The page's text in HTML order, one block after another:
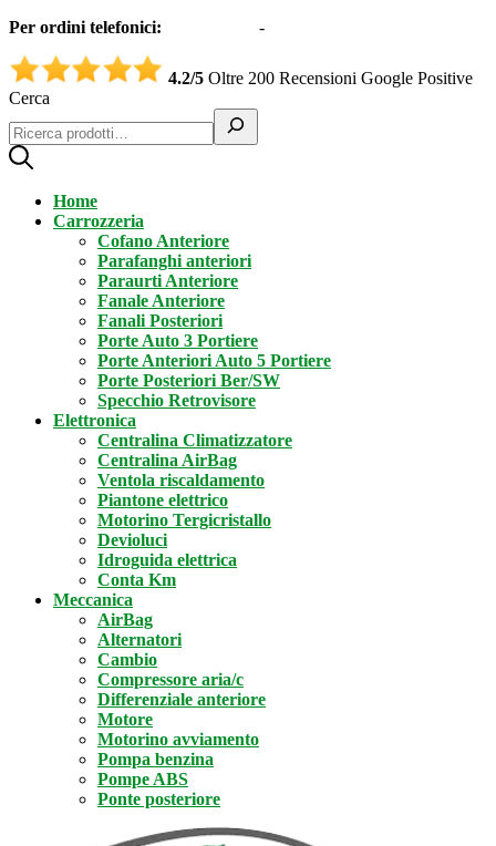
Per ordini telefonici: -
4.2/5 Oltre 200 Recensioni Google Positive
Cerca
Home
Carrozzeria
Cofano Anteriore
Parafanghi anteriori
Paraurti Anteriore
Fanale Anteriore
Fanali Posteriori
Porte Auto 3 Portiere
Porte Anteriori Auto 5 Portiere
Porte Posteriori Ber/SW
Specchio Retrovisore
Elettronica
Centralina Climatizzatore
Centralina AirBag
Ventola riscaldamento
Piantone elettrico
Motorino Tergicristallo
Devioluci
Idroguida elettrica
Conta Km
Meccanica
AirBag
Alternatori
Cambio
Compressore aria/c
Differenziale anteriore
Motore
Motorino avviamento
Pompa benzina
Pompe ABS
Ponte posteriore